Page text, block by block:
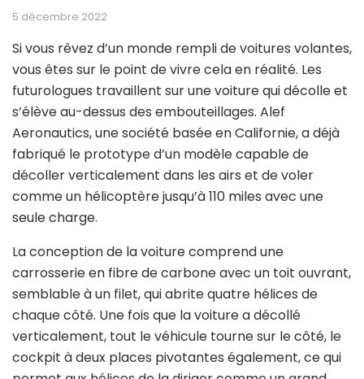
5 décembre 2022
Si vous rêvez d’un monde rempli de voitures volantes,
vous êtes sur le point de vivre cela en réalité. Les
futurologues travaillent sur une voiture qui décolle et
s’élève au-dessus des embouteillages. Alef
Aeronautics, une société basée en Californie, a déjà
fabriqué le prototype d’un modèle capable de
décoller verticalement dans les airs et de voler
comme un hélicoptère jusqu’à 110 miles avec une
seule charge.
La conception de la voiture comprend une
carrosserie en fibre de carbone avec un toit ouvrant,
semblable à un filet, qui abrite quatre hélices de
chaque côté. Une fois que la voiture a décollé
verticalement, tout le véhicule tourne sur le côté, le
cockpit à deux places pivotantes également, ce qui